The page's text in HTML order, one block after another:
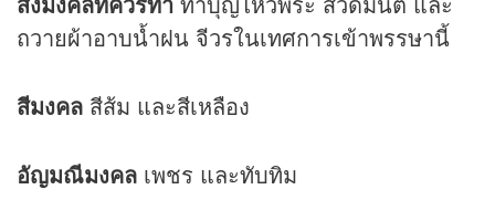
ถวายผ้าอาบน้ำฝน จีวรในเทศการเข้าพรรษานี้
สีมงคล สีส้ม และสีเหลือง
อัญมณีมงคล เพชร และทับทิม